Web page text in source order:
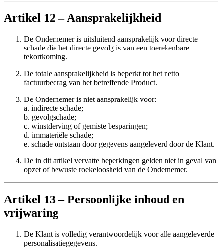
Artikel 12 – Aansprakelijkheid
De Ondernemer is uitsluitend aansprakelijk voor directe
schade die het directe gevolg is van een toerekenbare
tekortkoming.
De totale aansprakelijkheid is beperkt tot het netto
factuurbedrag van het betreffende Product.
De Ondernemer is niet aansprakelijk voor:
a. indirecte schade;
b. gevolgschade;
c. winstderving of gemiste besparingen;
d. immateriële schade;
e. schade ontstaan door gegevens aangeleverd door de Klant.
De in dit artikel vervatte beperkingen gelden niet in geval van
opzet of bewuste roekeloosheid van de Ondernemer.
Artikel 13 – Persoonlijke inhoud en
vrijwaring
De Klant is volledig verantwoordelijk voor alle aangeleverde
personalisatiegegevens.